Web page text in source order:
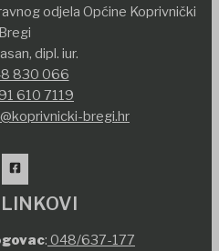
odjela Općine Koprivnički
Bregi
dipl. iur.
830 066
610 7119
bregi.hr
: 048/637-177